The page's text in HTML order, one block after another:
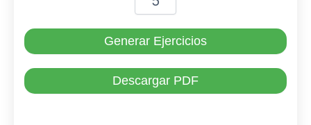
Generar Ejercicios
Descargar PDF